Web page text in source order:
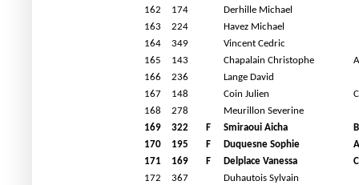
162
174
Derhille Michael
163
224
Havez Michael
164
349
Vincent Cedric
165
143 Chapalain Christophe
166
236
Lange David
167
148 Coin Julien
168
278
Meurillon Severine
169
322 F Smiraoui Aicha
170
195 F Duquesne Sophie
171
169 F Delplace Vanessa
172
367
Duhautois Sylvain